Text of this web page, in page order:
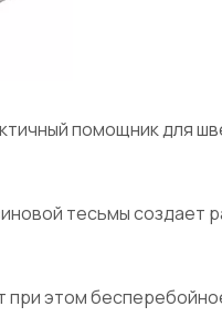
помощник
тесьмы
этом